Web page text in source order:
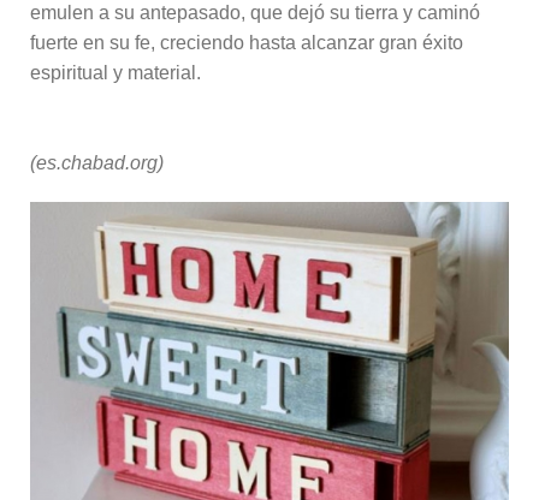
emulen a su antepasado, que dejó su tierra y caminó
fuerte en su fe, creciendo hasta alcanzar gran éxito
espiritual y material.
(es.chabad.org)